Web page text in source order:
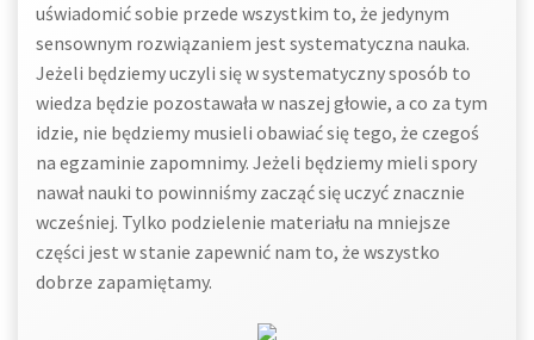
uświadomić sobie przede wszystkim to, że jedynym
sensownym rozwiązaniem jest systematyczna nauka.
Jeżeli będziemy uczyli się w systematyczny sposób to
wiedza będzie pozostawała w naszej głowie, a co za tym
idzie, nie będziemy musieli obawiać się tego, że czegoś
na egzaminie zapomnimy. Jeżeli będziemy mieli spory
nawał nauki to powinniśmy zacząć się uczyć znacznie
wcześniej. Tylko podzielenie materiału na mniejsze
części jest w stanie zapewnić nam to, że wszystko
dobrze zapamiętamy.